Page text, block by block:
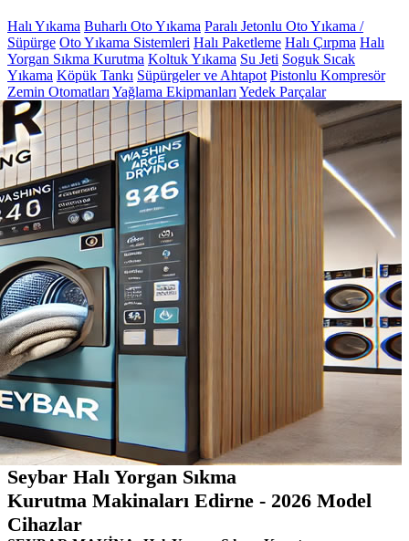
Halı Yıkama Buharlı Oto Yıkama Paralı Jetonlu Oto Yıkama /
Süpürge Oto Yıkama Sistemleri Halı Paketleme Halı Çırpma Halı
Yorgan Sıkma Kurutma Koltuk Yıkama Su Jeti Soguk Sıcak
Yıkama Köpük Tankı Süpürgeler ve Ahtapot Pistonlu Kompresör
Zemin Otomatları Yağlama Ekipmanları Yedek Parçalar
Seybar Halı Yorgan Sıkma
Kurutma Makinaları Edirne - 2026 Model
Cihazlar